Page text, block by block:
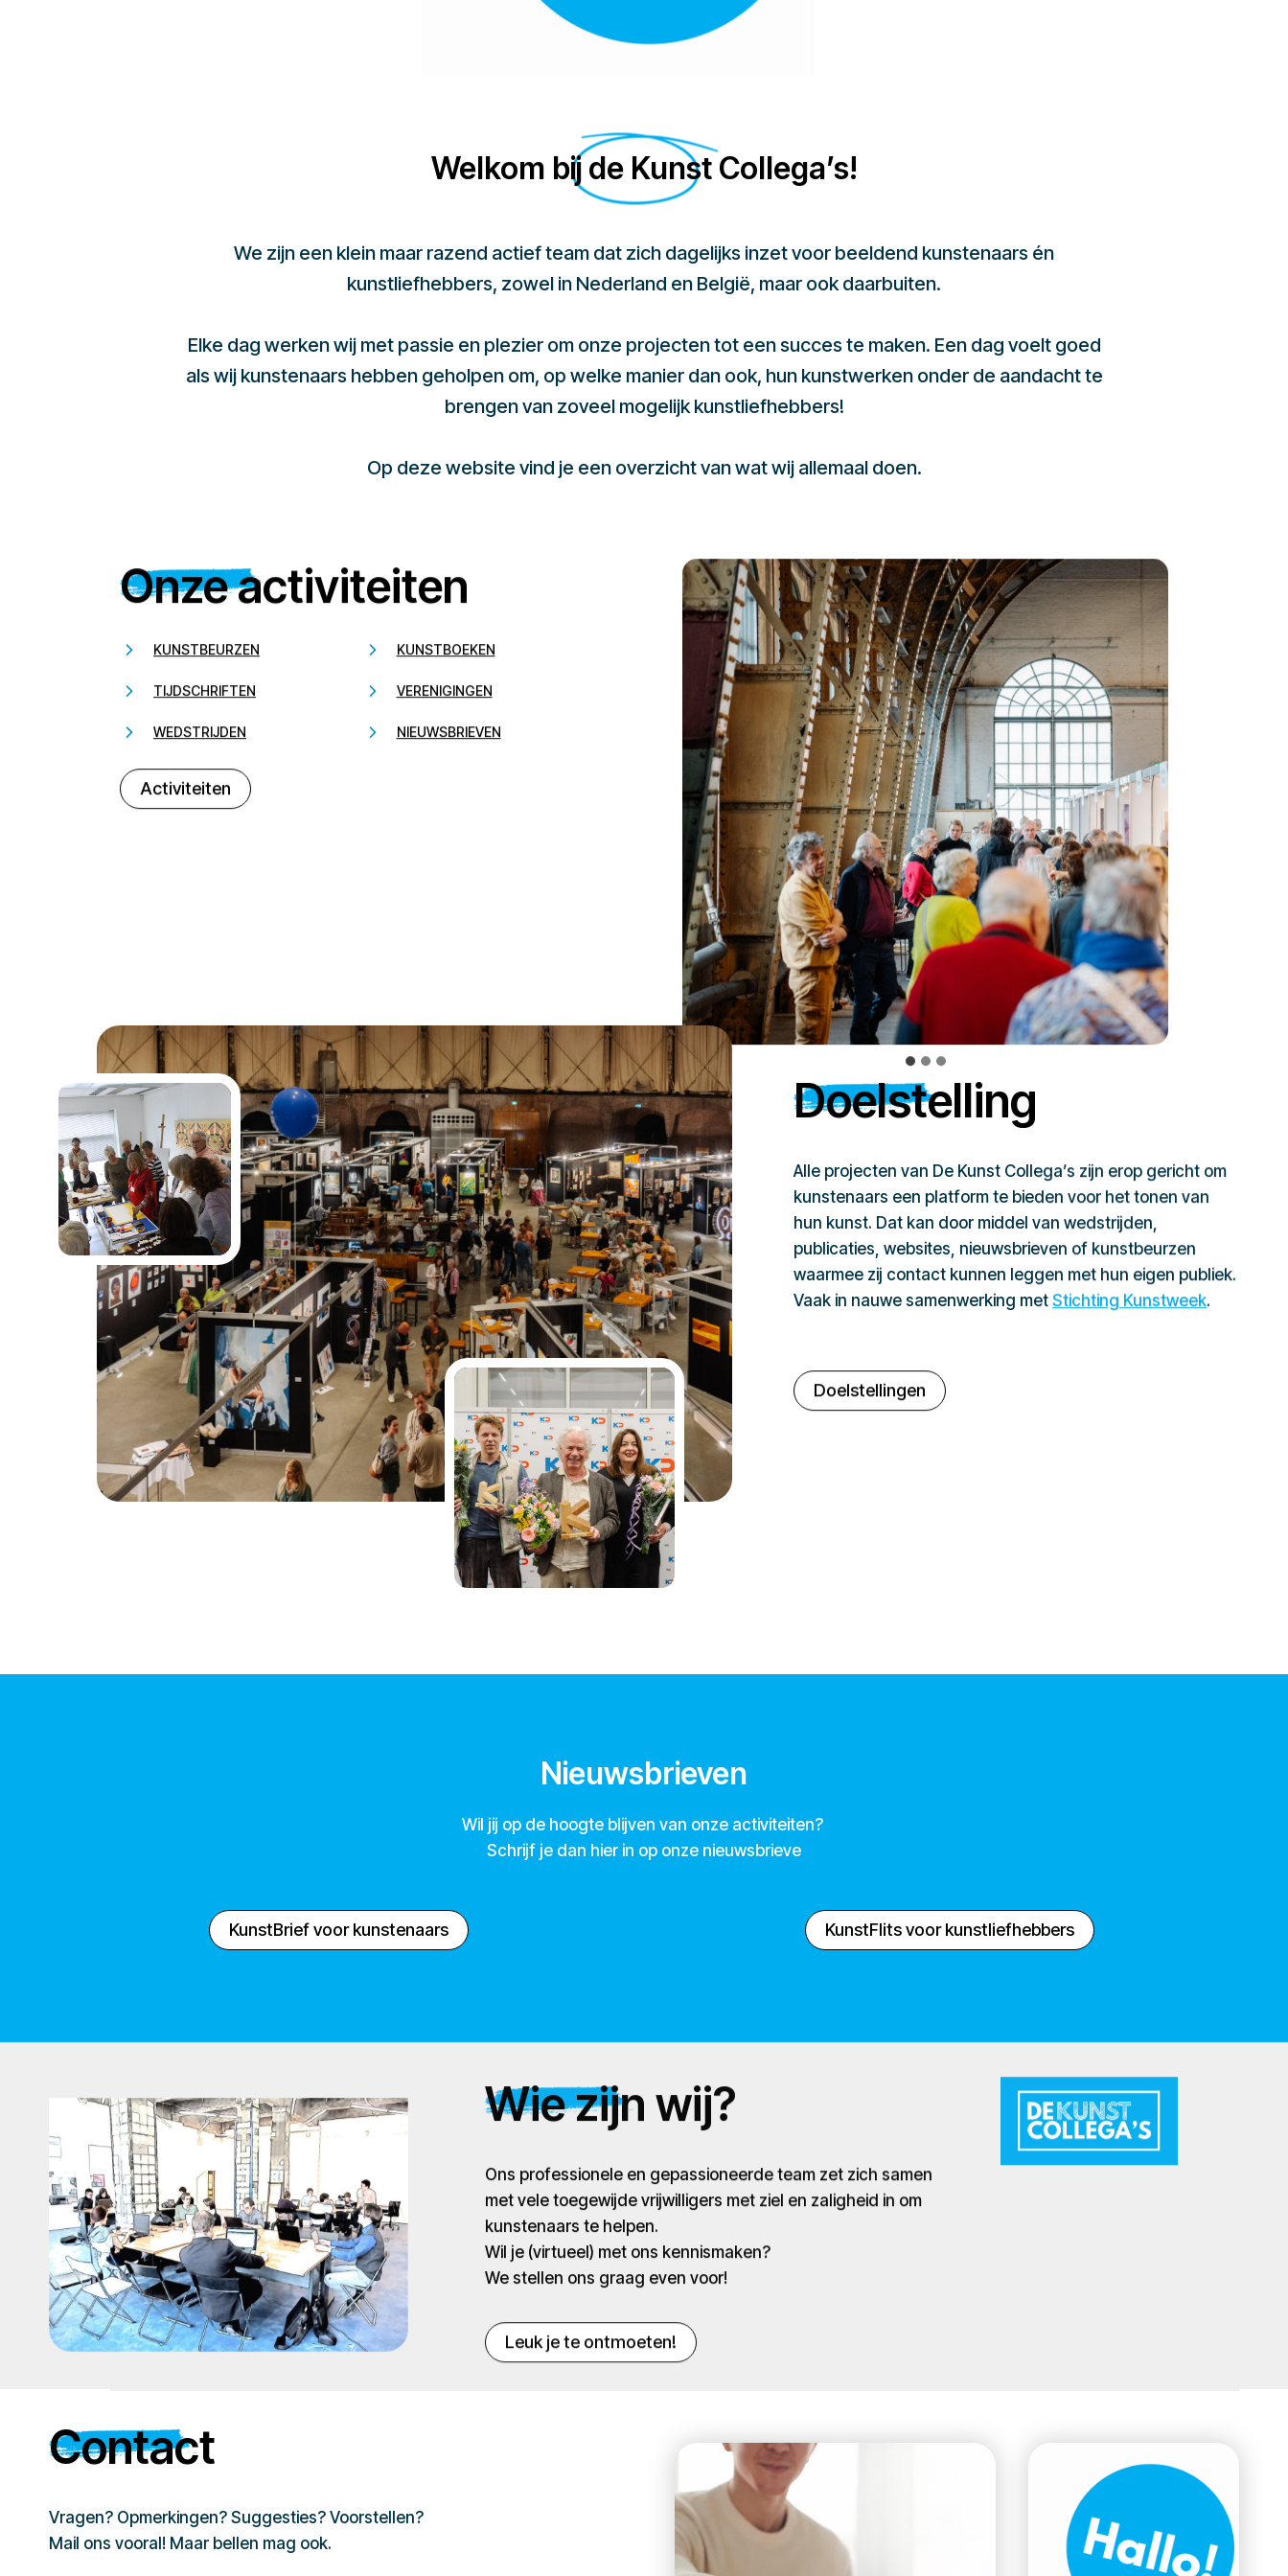
Welkom bij de Kunst Collega’s!
We zijn een klein maar razend actief team dat zich dagelijks inzet voor beeldend kunstenaars én
kunstliefhebbers, zowel in Nederland en België, maar ook daarbuiten.
Elke dag werken wij met passie en plezier om onze projecten tot een succes te maken. Een dag voelt goed
als wij kunstenaars hebben geholpen om, op welke manier dan ook, hun kunstwerken onder de aandacht te
brengen van zoveel mogelijk kunstliefhebbers!
Op deze website vind je een overzicht van wat wij allemaal doen.
Onze activiteiten
KUNSTBEURZEN KUNSTBOEKEN
TIJDSCHRIFTEN VERENIGINGEN
WEDSTRIJDEN NIEUWSBRIEVEN
Activiteiten
Doelstelling
Alle projecten van De Kunst Collega’s zijn erop gericht om
kunstenaars een platform te bieden voor het tonen van
hun kunst. Dat kan door middel van wedstrijden,
publicaties, websites, nieuwsbrieven of kunstbeurzen
waarmee zij contact kunnen leggen met hun eigen publiek.
Vaak in nauwe samenwerking metStichting Kunstweek.
Doelstellingen
Nieuwsbrieven
Wil jij op de hoogte blijven van onze activiteiten?
Schrijf je dan hier in op onze nieuwsbrieve
KunstBrief voor kunstenaars KunstFlits voor kunstliefhebbers
Wie zijn wij?
Ons professionele en gepassioneerde team zet zich samen
met vele toegewijde vrijwilligers met ziel en zaligheid in om
kunstenaars te helpen.
Wil je (virtueel) met ons kennismaken?
We stellen ons graag even voor!
Leuk je te ontmoeten!
Contact
Vragen? Opmerkingen? Suggesties? Voorstellen?
Mail ons vooral! Maar bellen mag ook.